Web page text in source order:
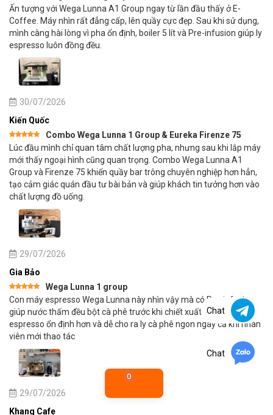
Được xếp
hạng55
sao
Ấn tượng với Wega Lunna A1 Group ngay từ lần đầu thấy ở E-
Coffee. Máy nhìn rất đẳng cấp, lên quầy cực đẹp. Sau khi sử dụng,
mình càng hài lòng vì pha ổn định, boiler 5 lít và Pre-infusion giúp ly
espresso luôn đồng đều.
30/07/2026
Kiến Quốc
Được xếp
hạng55
sao
Combo Wega Lunna 1 Group & Eureka Firenze 75
Lúc đầu mình chỉ quan tâm chất lượng pha, nhưng sau khi lắp máy
mới thấy ngoại hình cũng quan trọng. Combo Wega Lunna A1
Group và Firenze 75 khiến quầy bar trông chuyên nghiệp hơn hẳn,
tạo cảm giác quán đầu tư bài bản và giúp khách tin tưởng hơn vào
chất lượng đồ uống.
29/07/2026
Gia Bảo
Được xếp
hạng 5 5
sao
Wega Lunna 1 group
Con máy espresso Wega Lunna này nhìn vậy mà có Pre-infusion,
giúp nước thấm đều bột cà phê trước khi chiết xuất, nhờ đó
espresso ổn định hơn và dễ cho ra ly cà phê ngon ngay cả khi nhân
viên mới thao tác
29/07/2026
Khang Cafe
0
Chat
Chat